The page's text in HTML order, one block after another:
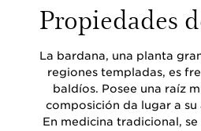
Propiedades
La bardana, una planta
regiones templadas, es
baldíos. Posee una raíz
composición da lugar a
En medicina tradicional,